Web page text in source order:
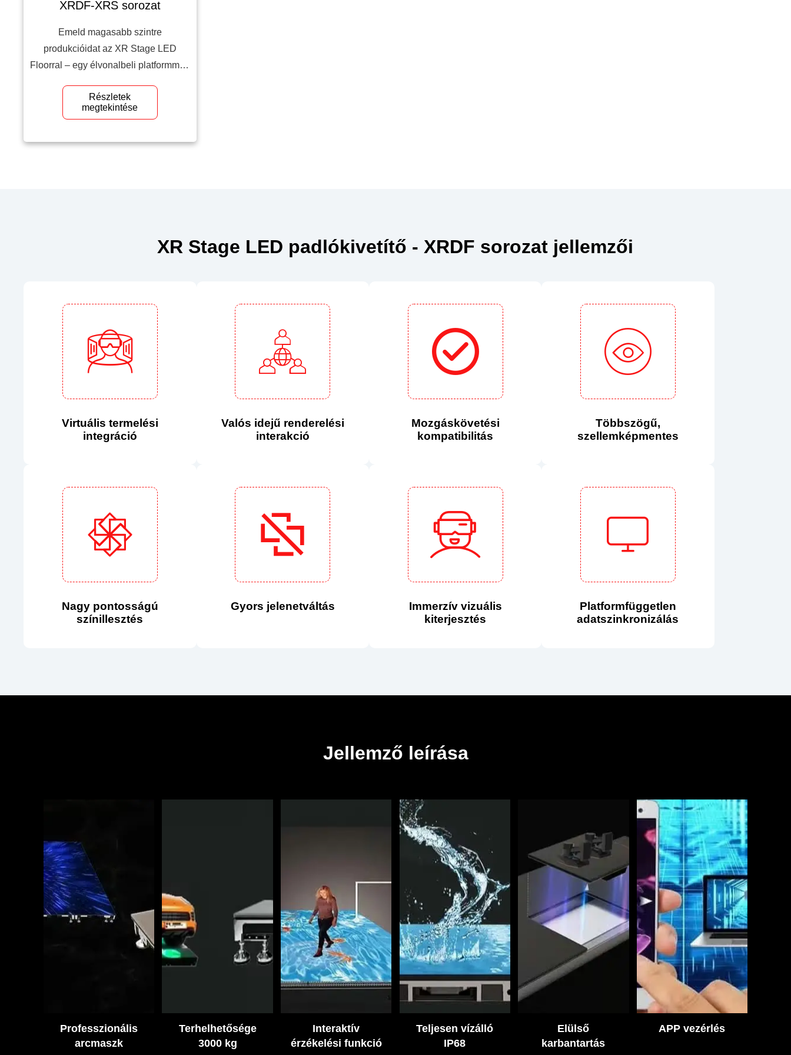
XRDF-XRS sorozat
Emeld magasabb szintre
produkcióidat az XR Stage LED
Floorral – egy élvonalbeli platformmal,
videofal technológiát, élénk látványt és
valós idejű interaktivitást biztosítva az
eseményeken és filmforgatásokon.
Részletek
megtekintése
XR Stage LED padlókivetítő - XRDF sorozat jellemzői
Virtuális termelési
integráció
Valós idejű renderelési
interakció
Mozgáskövetési
kompatibilitás
Többszögű,
szellemképmentes
Nagy pontosságú
színillesztés
Gyors jelenetváltás
Immerzív vizuális
kiterjesztés
Platformfüggetlen
adatszinkronizálás
Jellemző leírása
Professzionális
arcmaszk
Terhelhetősége
3000 kg
Interaktív
érzékelési funkció
Teljesen vízálló
IP68
Elülső
karbantartás
APP vezérlés